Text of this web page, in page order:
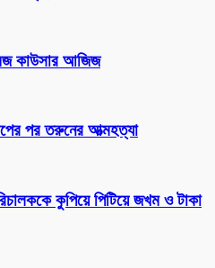
কাউসার আজিজ
পর তরুনের আত্মহত্যা
কুপিয়ে পিটিয়ে জখম ও টাকা